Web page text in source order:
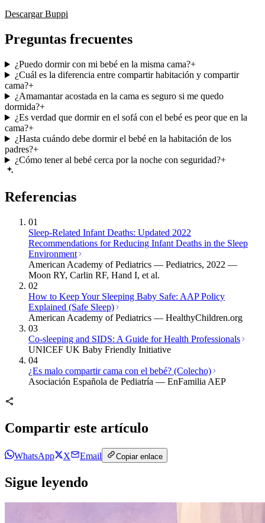
Descargar Buppi
Preguntas frecuentes
¿Puedo dormir con mi bebé en la misma cama?+
¿Cuál es la diferencia entre compartir habitación y compartir
cama?+
¿Amamantar acostada en la cama es seguro si me quedo
dormida?+
¿Es verdad que dormir en el sofá con el bebé es peor que en la
cama?+
¿Hasta cuándo debe dormir el bebé en la habitación de los
padres?+
¿Cómo tener al bebé cerca por la noche con seguridad?+
Referencias
01
Sleep-Related Infant Deaths: Updated 2022
Recommendations for Reducing Infant Deaths in the Sleep
Environment
American Academy of Pediatrics — Pediatrics, 2022 —
Moon RY, Carlin RF, Hand I, et al.
02
How to Keep Your Sleeping Baby Safe: AAP Policy
Explained (Safe Sleep)
American Academy of Pediatrics — HealthyChildren.org
03
Co-sleeping and SIDS: A Guide for Health Professionals
UNICEF UK Baby Friendly Initiative
04
¿Es malo compartir cama con el bebé? (Colecho)
Asociación Española de Pediatría — EnFamilia AEP
Compartir este artículo
WhatsApp X Email Copiar enlace
Sigue leyendo